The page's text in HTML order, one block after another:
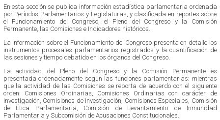
En esta sección se publica información estadística parlamentaria ordenada
por Períodos Parlamentarios y Legislaturas, y clasificada en reportes sobre
el Funcionamiento del Congreso, el Pleno del Congreso y la Comisión
Permanente, las Comisiones e Indicadores históricos.
La información sobre el Funcionamiento del Congreso presenta en detalle los
instrumentos procesales parlamentarios registrados y la cuantificación de
las sesiones y tiempo debatido en los órganos del Congreso.
La actividad del Pleno del Congreso y la Comisión Permanente es
presentada ordenadamente según las funciones parlamentarias; mientras
que la actividad de las Comisiones se reporta de acuerdo con el siguiente
orden: Comisiones Ordinarias, Comisiones Ordinarias con carácter de
investigación, Comisiones de Investigación, Comisiones Especiales, Comisión
de Ética Parlamentaria, Comisión de Levantamiento de Inmunidad
Parlamentaria y Subcomisión de Acusaciones Constitucionales.